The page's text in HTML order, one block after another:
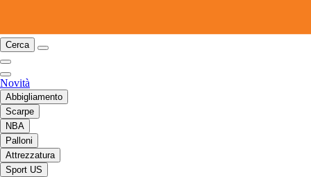
Cerca
Novità
Abbigliamento
Scarpe
NBA
Palloni
Attrezzatura
Sport US